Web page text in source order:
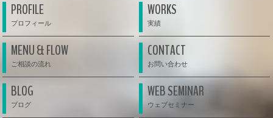
PROFILE WORKS
MENU & FLOW CONTACT
BLOG WEB SEMINAR